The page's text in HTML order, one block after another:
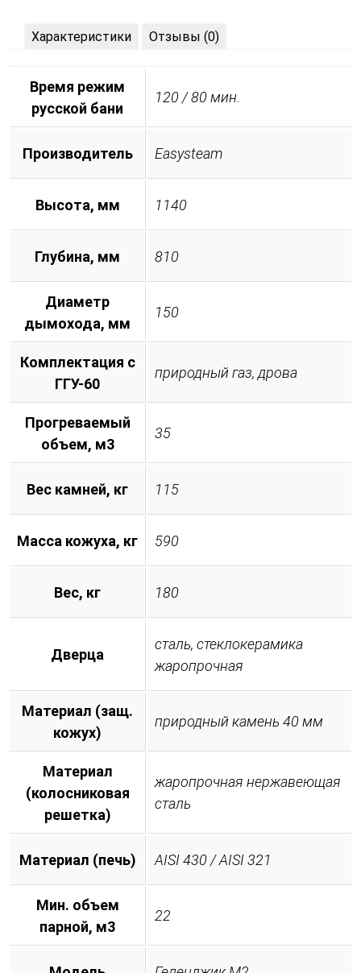
Характеристики Отзывы (0)
Время режим
русской бани
120 / 80 мин.
Производитель Easysteam
Высота, мм 1140
Глубина, мм 810
Диаметр
дымохода, мм
150
Комплектация с
ГГУ-60
природный газ, дрова
Прогреваемый
объем, м3
35
Вес камней, кг 115
Масса кожуха, кг 590
Вес, кг 180
Дверца
сталь, стеклокерамика
жаропрочная
Материал (защ.
кожух)
природный камень 40 мм
Материал
(колосниковая
решетка)
жаропрочная нержавеющая
сталь
Материал (печь) AISI 430 / AISI 321
Мин. объем
парной, м3
22